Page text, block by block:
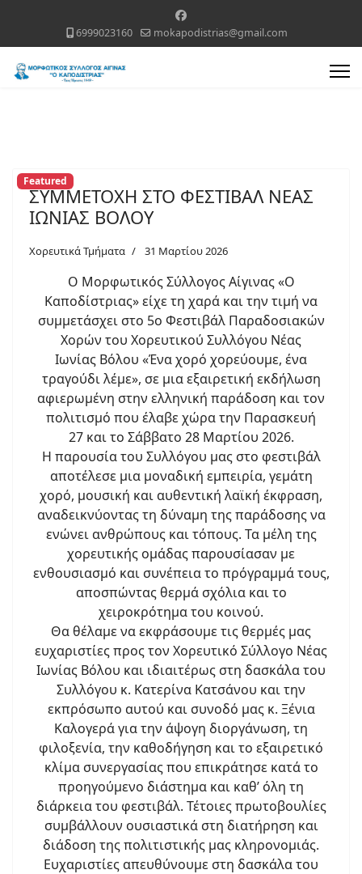
6999023160 mokapodistrias@gmail.com
Featured
ΣΥΜΜΕΤΟΧΗ ΣΤΟ ΦΕΣΤΙΒΑΛ ΝΕΑΣ
ΙΩΝΙΑΣ ΒΟΛΟΥ
Χορευτικά Τμήματα 31 Μαρτίου 2026
Ο Μορφωτικός Σύλλογος Αίγινας «Ο
Καποδίστριας» είχε τη χαρά και την τιμή να
συμμετάσχει στο 5ο Φεστιβάλ Παραδοσιακών
Χορών του Χορευτικού Συλλόγου Νέας
Ιωνίας Βόλου «Ένα χορό χορεύουμε, ένα
τραγούδι λέμε», σε μια εξαιρετική εκδήλωση
αφιερωμένη στην ελληνική παράδοση και τον
πολιτισμό που έλαβε χώρα την Παρασκευή
27 και το Σάββατο 28 Μαρτίου 2026.
Η παρουσία του Συλλόγου μας στο φεστιβάλ
αποτέλεσε μια μοναδική εμπειρία, γεμάτη
χορό, μουσική και αυθεντική λαϊκή έκφραση,
αναδεικνύοντας τη δύναμη της παράδοσης να
ενώνει ανθρώπους και τόπους. Τα μέλη της
χορευτικής ομάδας παρουσίασαν με
ενθουσιασμό και συνέπεια το πρόγραμμά τους,
αποσπώντας θερμά σχόλια και το
χειροκρότημα του κοινού.
Θα θέλαμε να εκφράσουμε τις θερμές μας
ευχαριστίες προς τον Χορευτικό Σύλλογο Νέας
Ιωνίας Βόλου και ιδιαιτέρως στη δασκάλα του
Συλλόγου κ. Κατερίνα Κατσάνου και την
εκπρόσωπο αυτού και συνοδό μας κ. Ξένια
Καλογερά για την άψογη διοργάνωση, τη
φιλοξενία, την καθοδήγηση και το εξαιρετικό
κλίμα συνεργασίας που επικράτησε κατά το
προηγούμενο διάστημα και καθ’ όλη τη
διάρκεια του φεστιβάλ. Τέτοιες πρωτοβουλίες
συμβάλλουν ουσιαστικά στη διατήρηση και
διάδοση της πολιτιστικής μας κληρονομιάς.
Ευχαριστίες απευθύνουμε στη δασκάλα του